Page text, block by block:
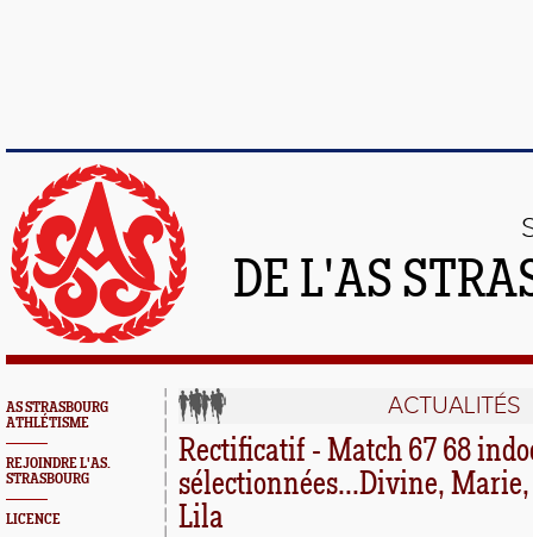
DE L'AS
AS STRASBOURG
ATHLÉTISME
REJOINDRE L'AS.
STRASBOURG
LICENCE
ACTUALITÉS
Rectificatif - Match 67 68
sélectionnées...Divine,
Lila